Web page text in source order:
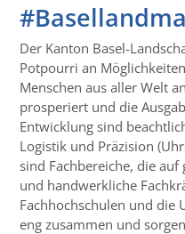
Der Kanton Basel-
Potpourri an
Menschen aus aller Welt
prosperiert und die
Entwicklung sind
Logistik und Präzision
sind Fachbereiche, die
und handwerkliche
Fachhochschulen und die
eng zusammen und